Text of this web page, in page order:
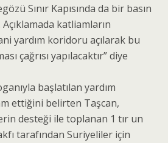
Sınır Kapısında da bir basın
Açıklamada katliamların
yardım koridoru açılarak bu
çağrısı yapılacaktır” diye
başlatılan yardım
ettiğini belirten Taşcan,
desteği ile toplanan 1 tır un
tarafından Suriyeliler için